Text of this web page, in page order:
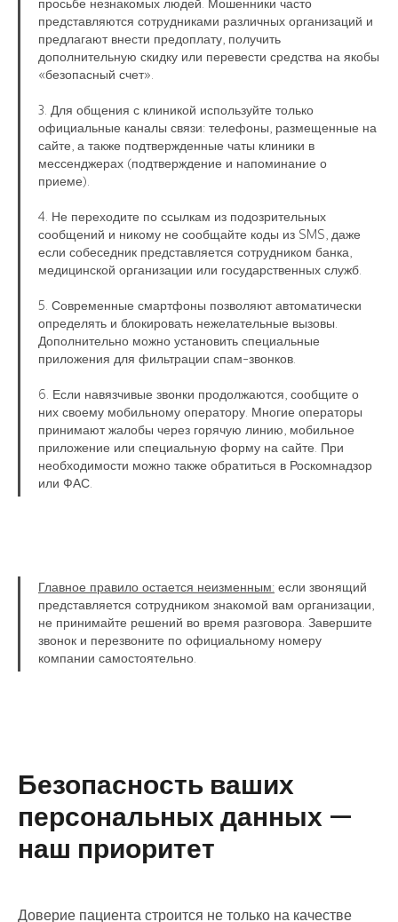
просьбе незнакомых людей. Мошенники часто
представляются сотрудниками различных организаций и
предлагают внести предоплату, получить
дополнительную скидку или перевести средства на якобы
«безопасный счет».
3. Для общения с клиникой используйте только
официальные каналы связи: телефоны, размещенные на
сайте, а также подтвержденные чаты клиники в
мессенджерах (подтверждение и напоминание о
приеме).
4. Не переходите по ссылкам из подозрительных
сообщений и никому не сообщайте коды из SMS, даже
если собеседник представляется сотрудником банка,
медицинской организации или государственных служб.
5. Современные смартфоны позволяют автоматически
определять и блокировать нежелательные вызовы.
Дополнительно можно установить специальные
приложения для фильтрации спам-звонков.
6. Если навязчивые звонки продолжаются, сообщите о
них своему мобильному оператору. Многие операторы
принимают жалобы через горячую линию, мобильное
приложение или специальную форму на сайте. При
необходимости можно также обратиться в Роскомнадзор
или ФАС.
Главное правило остается неизменным: если звонящий
представляется сотрудником знакомой вам организации,
не принимайте решений во время разговора. Завершите
звонок и перезвоните по официальному номеру
компании самостоятельно.
Безопасность ваших
персональных данных —
наш приоритет
Доверие пациента строится не только на качестве